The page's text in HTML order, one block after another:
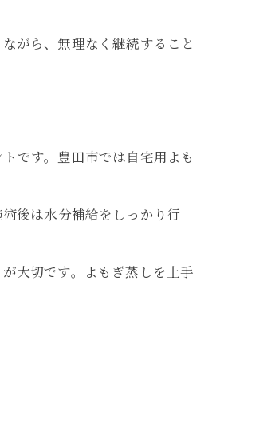
がら、無理なく継続すること
です。豊田市では自宅用よも
後は水分補給をしっかり行
大切です。よもぎ蒸しを上手